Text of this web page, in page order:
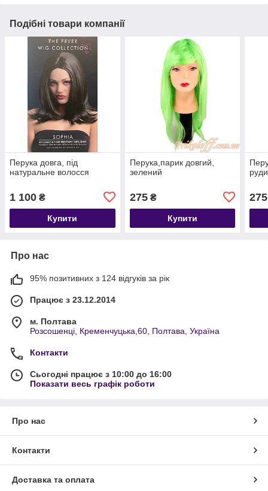
Подібні товари компанії
Перука довга, під
натуральне волосся
1 100 ₴
Купити
Перука,парик довгий,
зелений
275₴
Купити
275
Про нас
95% позитивних з 124 відгуків за рік
Працює з 23.12.2014
м. Полтава
Розсошенці, Кременчуцька,60, Полтава, Україна
Контакти
Сьогодні працює з 10:00 до 16:00
Показати весь графік роботи
Про нас
Контакти
Доставка та оплата